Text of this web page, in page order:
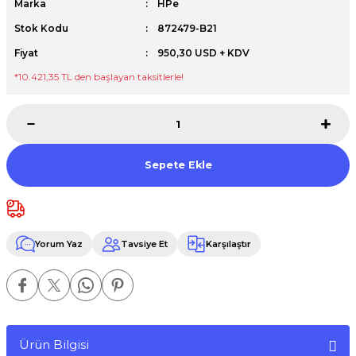
Marka HPe
Stok Kodu 872479-B21
Fiyat
950,30 USD + KDV
*10.421,35 TL den başlayan taksitlerle!
Sepete Ekle
Yorum Yaz Tavsiye Et Karşılaştır
Ürün Bilgisi